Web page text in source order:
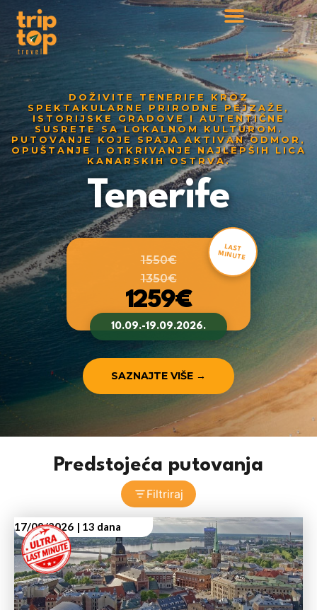
DOŽIVITE TENERIFE KROZ
SPEKTAKULARNE PRIRODNE PEJZAŽE,
ISTORIJSKE GRADOVE I AUTENTIČNE
SUSRETE SA LOKALNOM KULTUROM.
PUTOVANJE KOJE SPAJA AKTIVAN ODMOR,
OPUŠTANJE I OTKRIVANJE NAJLEPŠIH LICA
KANARSKIH OSTRVA.
Tenerife
SAZNAJTE VIŠE →
10.09.-19.09.2026.
LAST
MINUTE
1550€
1350€
1259€
Predstojeća putovanja
Filtriraj
17/08/2026 | 13 dana